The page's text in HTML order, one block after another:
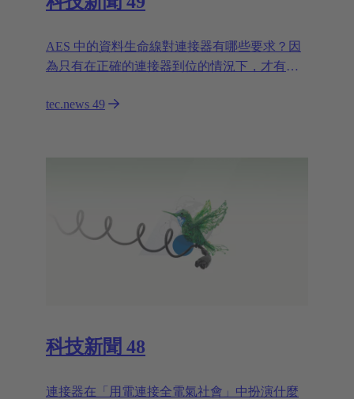
AES 中的資料生命線對連接器有哪些要求？因
為只有在正確的連接器到位的情況下，才有可
tec.news 49
科技新聞 48
連接器在「用電連接全電氣社會」中扮演什麼